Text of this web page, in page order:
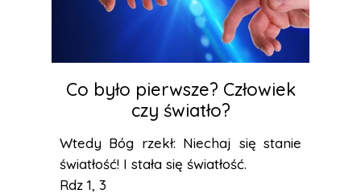
Co było pierwsze? Człowiek
czy światło?
Wtedy Bóg rzekł: Niechaj się stanie
światłość! I stała się światłość.
Rdz 1, 3